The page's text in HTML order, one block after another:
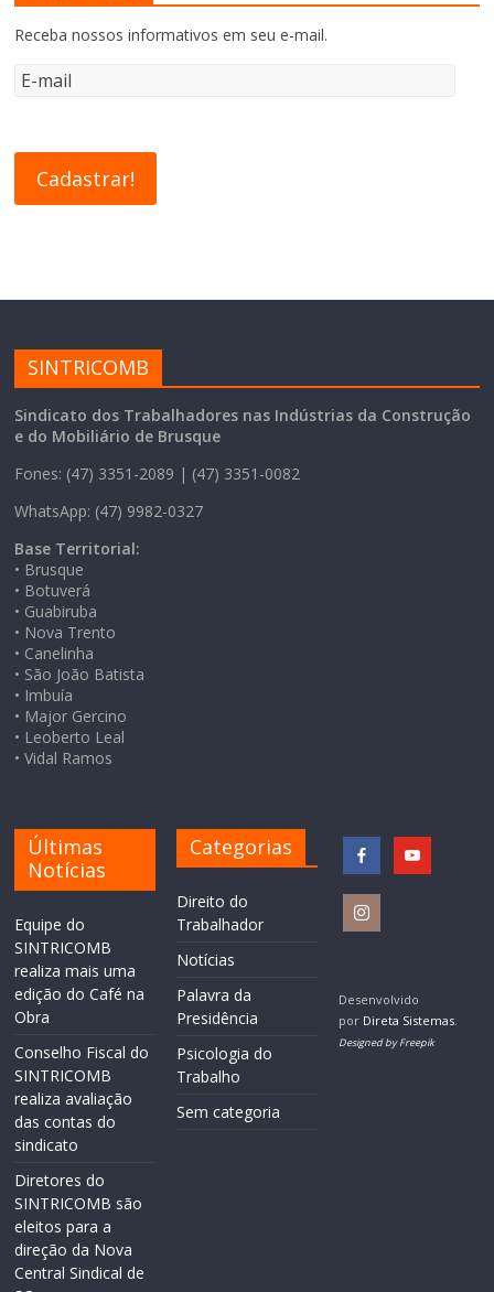
Receba nossos informativos em seu e-mail.
SINTRICOMB
Sindicato dos Trabalhadores nas Indústrias da Construção
e do Mobiliário de Brusque
Fones: (47) 3351-2089 | (47) 3351-0082
WhatsApp: (47) 9982-0327
Base Territorial:
• Brusque
• Botuverá
• Guabiruba
• Nova Trento
• Canelinha
• São João Batista
• Imbuía
• Major Gercino
• Leoberto Leal
• Vidal Ramos
Últimas
Notícias
Equipe do
SINTRICOMB
realiza mais uma
edição do Café na
Obra
Conselho Fiscal do
SINTRICOMB
realiza avaliação
das contas do
sindicato
Diretores do
SINTRICOMB são
eleitos para a
direção da Nova
Central Sindical de
Categorias
Direito do
Trabalhador
Notícias
Palavra da
Presidência
Psicologia do
Trabalho
Sem categoria
Desenvolvido
por Direta Sistemas.
Designed by Freepik